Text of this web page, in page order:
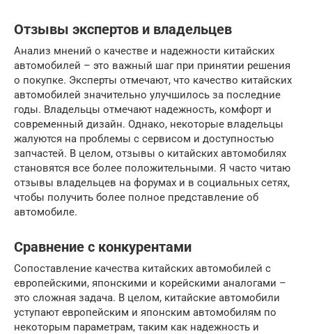
Отзывы экспертов и владельцев
Анализ мнений о качестве и надежности китайских
автомобилей – это важный шаг при принятии решения
о покупке. Эксперты отмечают, что качество китайских
автомобилей значительно улучшилось за последние
годы. Владельцы отмечают надежность, комфорт и
современный дизайн. Однако, некоторые владельцы
жалуются на проблемы с сервисом и доступностью
запчастей. В целом, отзывы о китайских автомобилях
становятся все более положительными. Я часто читаю
отзывы владельцев на форумах и в социальных сетях,
чтобы получить более полное представление об
автомобиле.
Сравнение с конкурентами
Сопоставление качества китайских автомобилей с
европейскими, японскими и корейскими аналогами –
это сложная задача. В целом, китайские автомобили
уступают европейским и японским автомобилям по
некоторым параметрам, таким как надежность и